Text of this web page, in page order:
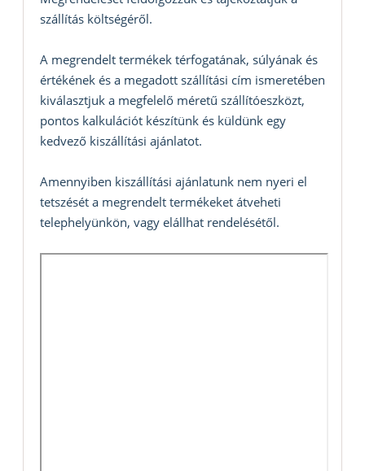
szállítás költségéről.
A megrendelt termékek térfogatának, súlyának és
értékének és a megadott szállítási cím ismeretében
kiválasztjuk a megfelelő méretű szállítóeszközt,
pontos kalkulációt készítünk és küldünk egy
kedvező kiszállítási ajánlatot.
Amennyiben kiszállítási ajánlatunk nem nyeri el
tetszését a megrendelt termékeket átveheti
telephelyünkön, vagy elállhat rendelésétől.